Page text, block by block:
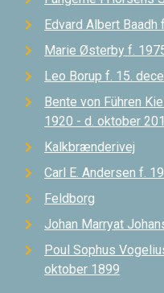
Edvard Albert
Marie Østerby f.
Leo Borup f. 15.
Bente von Führen
1920 - d. oktober
Kalkbrænderivej
Carl E. Andersen f.
Feldborg
Johan Marryat
Poul Sophus
oktober 1899